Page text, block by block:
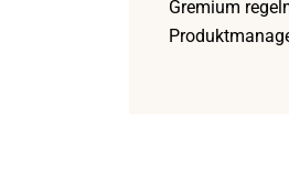
Gremium